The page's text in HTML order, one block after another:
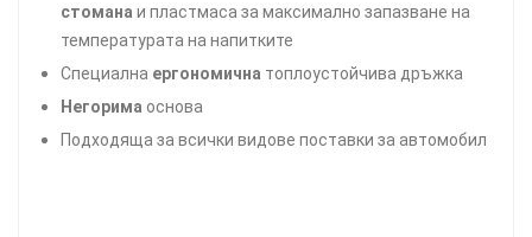
стомана и пластмаса за максимално запазване на
температурата на напитките
Специална ергономична топлоустойчива дръжка
Негорима основа
Подходяща за всички видове поставки за автомобил